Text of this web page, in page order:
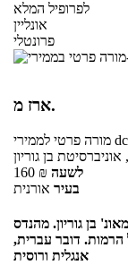
לפרופיל המלא
אונליין
פרונטלי
ארז מ.
מורה פרטי לממירי dc
בן גוריון
160 ₪ לשעה
בעיר אורנית
בן גוריון. מהנדס
הרמות. דובר עברית,
אנגלית ורוסית